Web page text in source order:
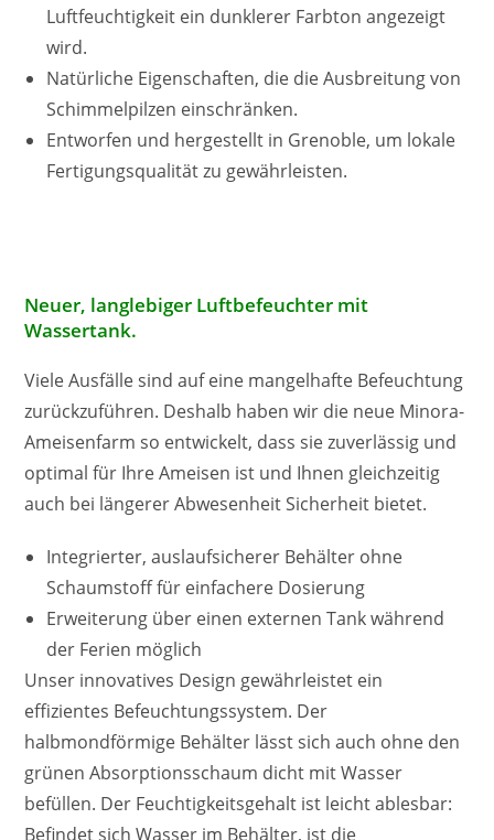
Luftfeuchtigkeit ein dunklerer Farbton angezeigt
wird.
Natürliche Eigenschaften, die die Ausbreitung von
Schimmelpilzen einschränken.
Entworfen und hergestellt in Grenoble, um lokale
Fertigungsqualität zu gewährleisten.
Neuer, langlebiger Luftbefeuchter mit
Wassertank.
Viele Ausfälle sind auf eine mangelhafte Befeuchtung
zurückzuführen. Deshalb haben wir die neue Minora-
Ameisenfarm so entwickelt, dass sie zuverlässig und
optimal für Ihre Ameisen ist und Ihnen gleichzeitig
auch bei längerer Abwesenheit Sicherheit bietet.
Integrierter, auslaufsicherer Behälter ohne
Schaumstoff für einfachere Dosierung
Erweiterung über einen externen Tank während
der Ferien möglich
Unser innovatives Design gewährleistet ein
effizientes Befeuchtungssystem. Der
halbmondförmige Behälter lässt sich auch ohne den
grünen Absorptionsschaum dicht mit Wasser
befüllen. Der Feuchtigkeitsgehalt ist leicht ablesbar:
Befindet sich Wasser im Behälter, ist die